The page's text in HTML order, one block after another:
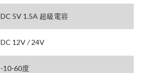
DC 5V 1.5A 超級電容
DC 12V / 24V
-10-60度